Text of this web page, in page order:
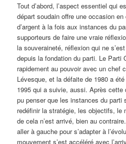
Tout d’abord, l’aspect essentiel qui
départ soudain offre une occasion
d’argent à la fois aux instances du
supporteurs de faire une vraie
la souveraineté, réflexion qui ne
depuis la fondation du parti. Le Parti
rapidement au pouvoir avec un chef
Lévesque, et la défaite de 1980 a
1995 qui a suivie, aussi. Après cette
pu penser que les instances du parti
redéfinir la stratégie, les objectifs, le
de cela n’est arrivé, bien au
aller à gauche pour s’adapter à
mouvement s’est accéléré avec